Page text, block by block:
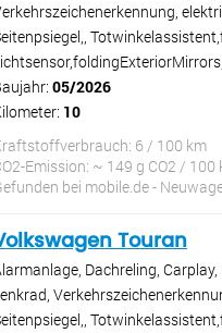
05/2026
10
6 / 100 km
Emission: ~ 149 g CO2 / 100
bei mobile.de -
Touran
Dachreling,